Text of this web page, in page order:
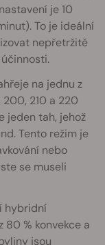
je 10
To je ideální
nepřetržitě
na jednu z
210 a 220
jeden tah, jehož
Tento režim je
nebo
se museli
hybridní
80 % konvekce a
jsou